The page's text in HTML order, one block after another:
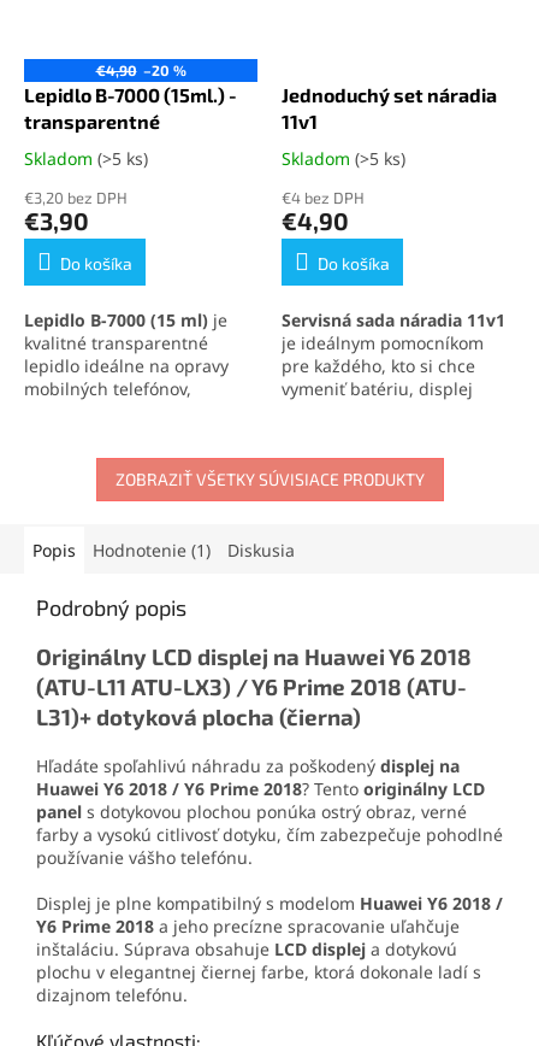
€4,90 –20 %
Lepidlo B-7000 (15ml.) -
transparentné
Priemerné
produktu
je
5,0
hviezdičiek.
Skladom (>5 ks)
€3,20 bez DPH
€3,90
Do košíka
Lepidlo B-7000 (15 ml) je
kvalitné transparentné
lepidlo ideálne na opravy
mobilných telefónov,
no pružný spoj, ktorý
odoláva otrasom, vode aj
oderu. Vďaka presnej
jednoducho nanáša aj na
Jednoduchý set náradia
11v1
Priemerné
produktu
je
5,0
hviezdičiek.
Skladom (>5 ks)
€4 bez DPH
€4,90
Do košíka
Servisná sada náradia 11v1
je ideálnym pomocníkom
pre každého, kto si chce
vymeniť batériu, displej
Obsahuje skrutkovače,
otváracie nástroje, prísavku
aj vyberač SIM karty. Vďaka
demontáž mobilu aj v
ZOBRAZIŤ VŠETKY SÚVISIACE PRODUKTY
Popis Hodnotenie (1) Diskusia
Podrobný popis
Originálny LCD displej na Huawei Y6 2018
(ATU-L11 ATU-LX3) / Y6 Prime 2018 (ATU-
L31)+ dotyková plocha (čierna)
Hľadáte spoľahlivú náhradu za poškodený displej na
Huawei Y6 2018 / Y6 Prime 2018? Tento originálny LCD
panel s dotykovou plochou ponúka ostrý obraz, verné
farby a vysokú citlivosť dotyku, čím zabezpečuje pohodlné
používanie vášho telefónu.
Displej je plne kompatibilný s modelom Huawei Y6 2018 /
Y6 Prime 2018 a jeho precízne spracovanie uľahčuje
inštaláciu. Súprava obsahuje LCD displej a dotykovú
plochu v elegantnej čiernej farbe, ktorá dokonale ladí s
dizajnom telefónu.
Kľúčové vlastnosti: